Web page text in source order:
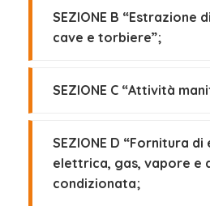
SEZIONE B “Estrazione
cave e torbiere”;
SEZIONE C “Attività
SEZIONE D “Fornitura di
elettrica, gas, vapore e
condizionata;